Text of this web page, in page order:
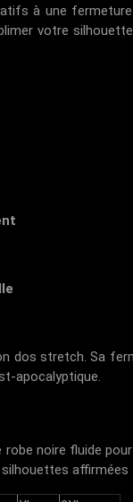
à une
votre
stretch. Sa
apocalyptique.
noire fluide
affirmées